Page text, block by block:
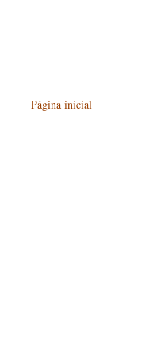
Página inicial